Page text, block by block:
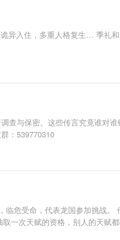
异入住，多重人格复生… 季礼
与保密。这些传言究竟谁对
：539770310
危受命，代表龙国参加挑战
一次天赋的资格，别人的天赋